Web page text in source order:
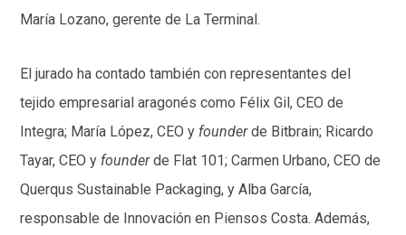
María Lozano, gerente de La Terminal.
El jurado ha contado también con representantes del
tejido empresarial aragonés como Félix Gil, CEO de
Integra; María López, CEO y founderde Bitbrain; Ricardo
Tayar, CEO y founderde Flat 101; Carmen Urbano, CEO de
Querqus Sustainable Packaging, y Alba García,
responsable de Innovación en Piensos Costa. Además,